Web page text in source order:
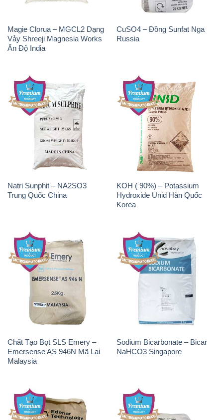
Natri Sunphit – NA2SO3
Trung Quốc China
KOH ( 90%) – Potassium
Hydroxide Unid Hàn Quốc
Chất Tạo Bọt SLS Emery –
Emersense AS 946N Mã Lai
Malaysia
Sodium Bicarbonate – Bicar
NaHCO3 Singapore